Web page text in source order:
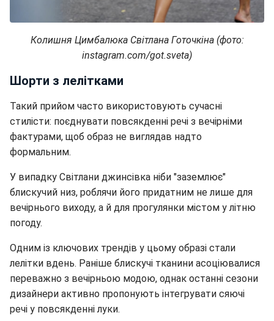
Колишня Цимбалюка Світлана Готочкіна (фото:
instagram.com/got.sveta)
Шорти з лелітками
Такий прийом часто використовують сучасні
стилісти: поєднувати повсякденні речі з вечірніми
фактурами, щоб образ не виглядав надто
формальним.
У випадку Світлани джинсівка ніби "заземлює"
блискучий низ, роблячи його придатним не лише для
вечірнього виходу, а й для прогулянки містом у літню
погоду.
Одним із ключових трендів у цьому образі стали
лелітки вдень. Раніше блискучі тканини асоціювалися
переважно з вечірньою модою, однак останні сезони
дизайнери активно пропонують інтегрувати сяючі
речі у повсякденні луки.